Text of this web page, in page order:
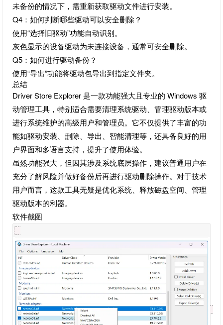
未备份的情况下，需重新获取驱动文件进行安装。
Q4：如何判断哪些驱动可以安全删除？
使用“选择旧驱动”功能自动识别。
灰色显示的设备驱动为未连接设备，通常可安全删除。
Q5：如何进行驱动备份？
使用“导出”功能将驱动包导出到指定文件夹。
总结
Driver Store Explorer 是一款功能强大且专业的 Windows 驱
动管理工具，特别适合需要清理系统驱动、管理驱动版本或
进行系统维护的高级用户和管理员。它不仅提供了丰富的功
能如驱动安装、删除、导出、智能清理等，还具备良好的用
户界面和多语言支持，提升了使用体验。
虽然功能强大，但因其涉及系统底层操作，建议普通用户在
充分了解风险并做好备份后再进行驱动删除操作。对于技术
用户而言，这款工具无疑是优化系统、释放磁盘空间、管理
驱动版本的利器。
软件截图